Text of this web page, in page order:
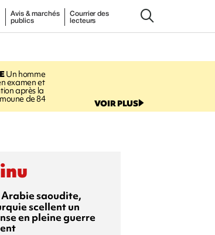
Avis & marchés
publics
Courrier des
lecteurs
Un homme
examen et
après la
de 84 VOIR PLUS
Arabie saoudite,
scellent un
en pleine guerre